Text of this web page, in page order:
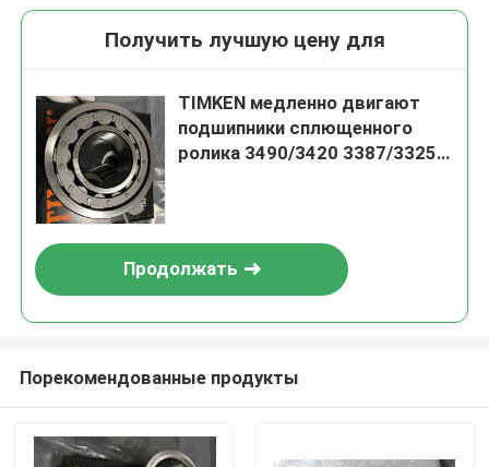
Получить лучшую цену для
TIMKEN медленно двигают
подшипники сплющенного
ролика 3490/3420 3387/3325
Продолжать
Порекомендованные продукты